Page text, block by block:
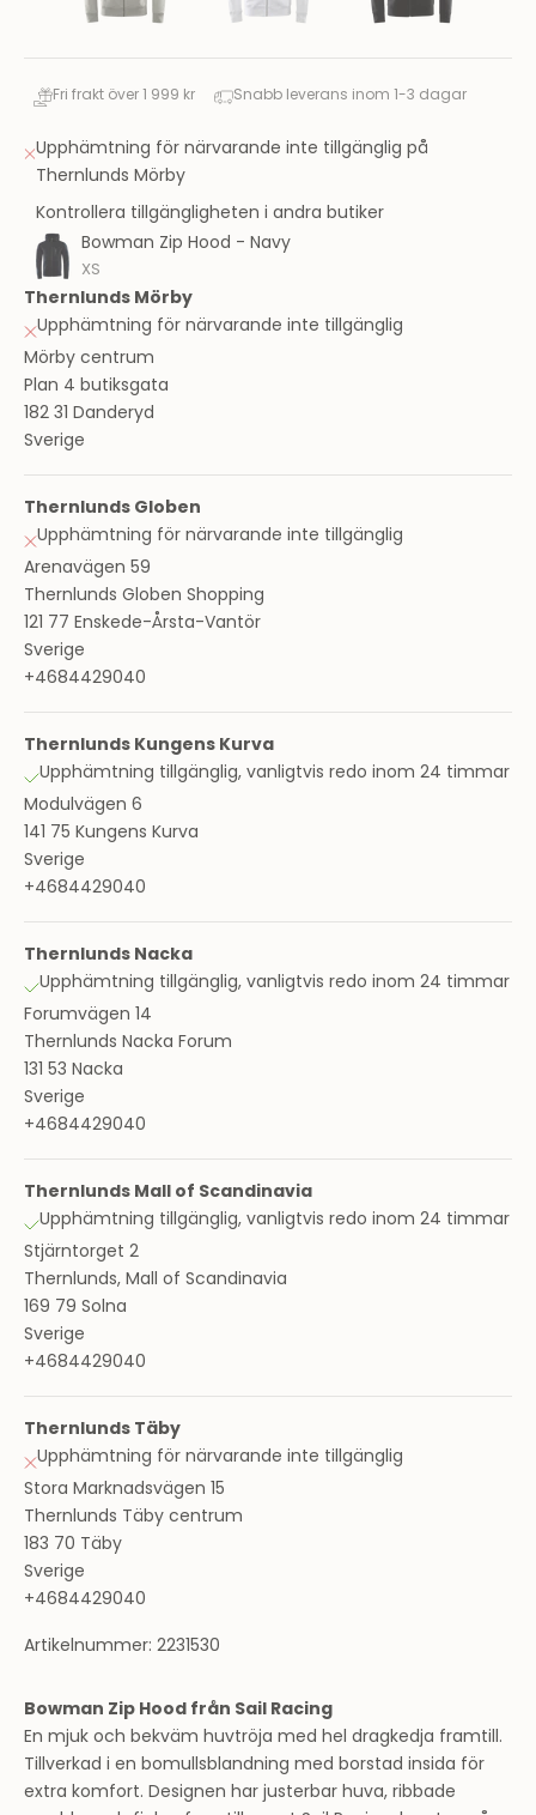
Fri frakt över 1 999 kr Snabb leverans inom 1-3 dagar
Upphämtning för närvarande inte tillgänglig på
Thernlunds Mörby
Kontrollera tillgängligheten i andra butiker
Bowman Zip Hood - Navy
XS
Thernlunds Mörby
Upphämtning för närvarande inte tillgänglig
Mörby centrum
Plan 4 butiksgata
182 31 Danderyd
Sverige
Thernlunds Globen
Upphämtning för närvarande inte tillgänglig
Arenavägen 59
Thernlunds Globen Shopping
121 77 Enskede-Årsta-Vantör
Sverige
+4684429040
Thernlunds Kungens Kurva
Upphämtning tillgänglig, vanligtvis redo inom 24 timmar
Modulvägen 6
141 75 Kungens Kurva
Sverige
+4684429040
Thernlunds Nacka
Upphämtning tillgänglig, vanligtvis redo inom 24 timmar
Forumvägen 14
Thernlunds Nacka Forum
131 53 Nacka
Sverige
+4684429040
Thernlunds Mall of Scandinavia
Upphämtning tillgänglig, vanligtvis redo inom 24 timmar
Stjärntorget 2
Thernlunds, Mall of Scandinavia
169 79 Solna
Sverige
+4684429040
Thernlunds Täby
Upphämtning för närvarande inte tillgänglig
Stora Marknadsvägen 15
Thernlunds Täby centrum
183 70 Täby
Sverige
+4684429040
Artikelnummer: 2231530
Bowman Zip Hood från Sail Racing
En mjuk och bekväm huvtröja med hel dragkedja framtill.
Tillverkad i en bomullsblandning med borstad insida för
extra komfort. Designen har justerbar huva, ribbade